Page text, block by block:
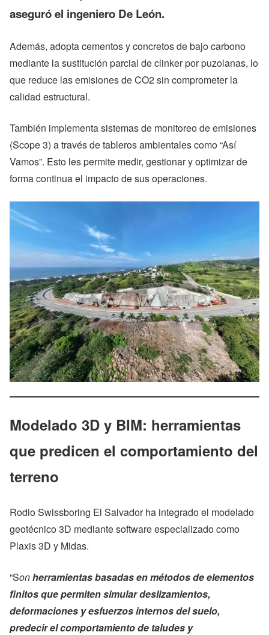
aseguró el ingeniero De León.
Además, adopta cementos y concretos de bajo carbono
mediante la sustitución parcial de clinker por puzolanas, lo
que reduce las emisiones de CO2 sin comprometer la
calidad estructural.
También implementa sistemas de monitoreo de emisiones
(Scope 3) a través de tableros ambientales como “Así
Vamos”. Esto les permite medir, gestionar y optimizar de
forma continua el impacto de sus operaciones.
Modelado 3D y BIM: herramientas
que predicen el comportamiento del
terreno
Rodio Swissboring El Salvador ha integrado el modelado
geotécnico 3D mediante software especializado como
Plaxis 3D y Midas.
“Sonherramientas basadas en métodos de elementos
finitos que permiten simular deslizamientos,
deformaciones y esfuerzos internos del suelo,
predecir el comportamiento de taludes y